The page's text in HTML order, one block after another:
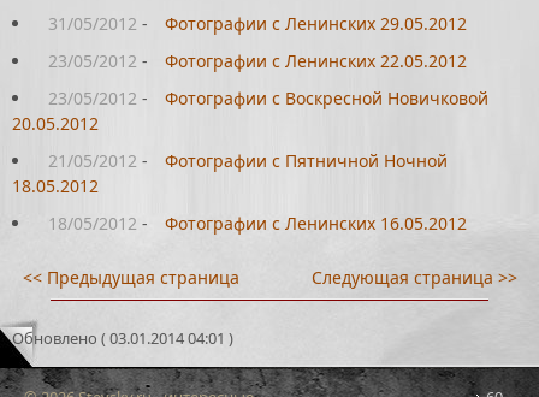
31/05/2012 -
Фотографии с Ленинских 29.05.2012
23/05/2012 -
Фотографии с Ленинских 22.05.2012
23/05/2012 -
Фотографии с Воскресной Новичковой
20.05.2012
21/05/2012 -
Фотографии с Пятничной Ночной
18.05.2012
18/05/2012 - Фотографии с Ленинских 16.05.2012
<< Предыдущая страница Следующая страница >>
Обновлено ( 03.01.2014 04:01 )